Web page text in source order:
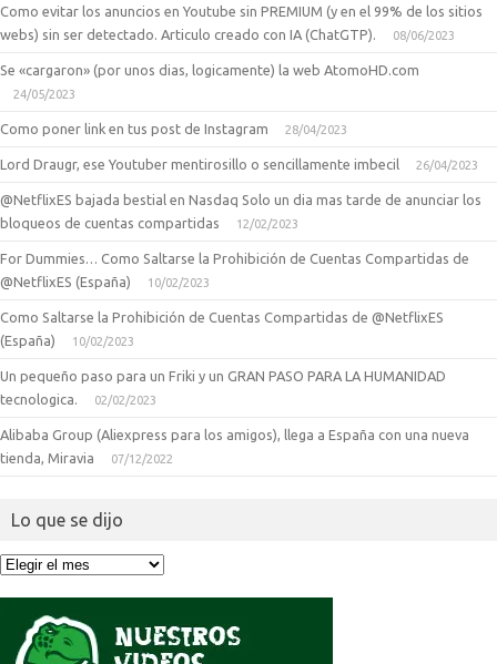
Como evitar los anuncios en Youtube sin PREMIUM (y en el 99% de los sitios
webs) sin ser detectado. Articulo creado con IA (ChatGTP).
08/06/2023
Se «cargaron» (por unos dias, logicamente) la web AtomoHD.com
24/05/2023
Como poner link en tus post de Instagram 28/04/2023
Lord Draugr, ese Youtuber mentirosillo o sencillamente imbecil 26/04/2023
@NetflixES bajada bestial en Nasdaq Solo un dia mas tarde de anunciar los
bloqueos de cuentas compartidas
12/02/2023
For Dummies… Como Saltarse la Prohibición de Cuentas Compartidas de
@NetflixES (España)
10/02/2023
Como Saltarse la Prohibición de Cuentas Compartidas de @NetflixES
(España)
10/02/2023
Un pequeño paso para un Friki y un GRAN PASO PARA LA HUMANIDAD
tecnologica.
02/02/2023
Alibaba Group (Aliexpress para los amigos), llega a España con una nueva
tienda, Miravia
07/12/2022
Lo que se dijo
Lo